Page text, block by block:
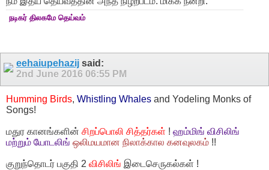
நடிகர் திலகமே தெய்வம்
eehaiupehazij said:
2nd June 2016 06:55 PM
Humming Birds, Whistling Whales and Yodeling Monks of
Songs!
மதுர கானங்களின் சிறப்பொலி சித்தர்கள் ! ஹம்மிங் விசிலிங்
மற்றும் யோடலிங் ஒலிமயமான நிலாக்கால கனவுலகம் !!
குறுந்தொடர் பகுதி 2 விசிலிங் இடைசெருகல்கள் !